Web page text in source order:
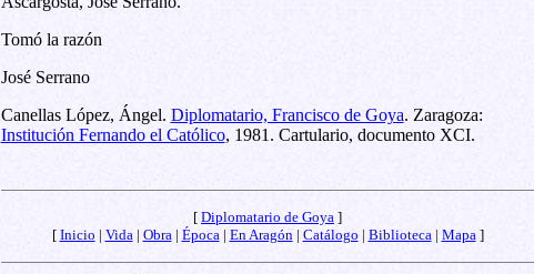
Tomó la razón
José Serrano
Canellas López, Ángel. Diplomatario, Francisco de Goya. Zaragoza:
Institución Fernando el Católico, 1981. Cartulario, documento XCI.
[ Diplomatario de Goya ]
[ Inicio | Vida | Obra | Época | En Aragón | Catálogo | Biblioteca | Mapa ]